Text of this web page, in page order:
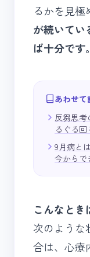
るかを見極
が続いてい
ば十分です。
あわせて
反芻思考
るぐる
9月病と
今からで
こんなと
次のような
合は、心療